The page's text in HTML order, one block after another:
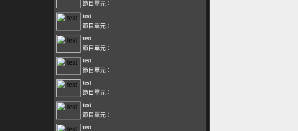
節目單元：
test
節目單元：
test
節目單元：
test
節目單元：
test
節目單元：
test
節目單元：
test